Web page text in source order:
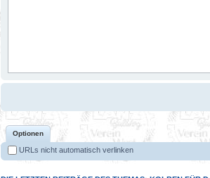
Optionen
URLs nicht automatisch verlinken